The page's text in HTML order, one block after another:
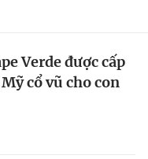
Verde được cấp
cổ vũ cho con